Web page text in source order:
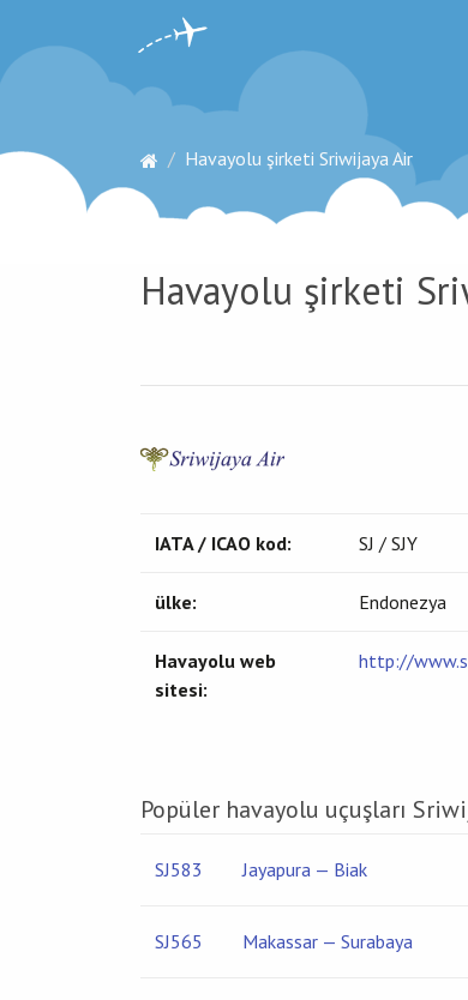
Havayolu şirketi Sriwijaya Air
Havayolu şirketi
IATA / ICAO kod: SJ / SJY
ülke: Endonezya
Havayolu web
sitesi:
http://
Popüler havayolu uçuşları
SJ583 Jayapura — Biak
SJ565 Makassar — Surabaya